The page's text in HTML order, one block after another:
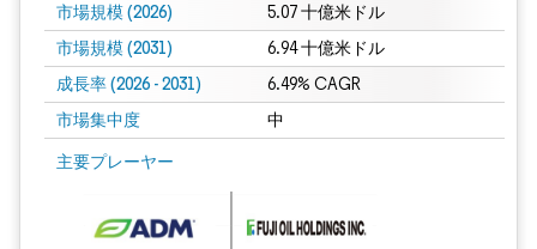
市場規模 (2026) 5.07 十億米ドル
市場規模 (2031) 6.94 十億米ドル
成長率 (2026 - 2031) 6.49% CAGR
市場集中度 中
主要プレーヤー
画像 © Mordor Intelligence。再利用にはCC BY 4.0の表示が必要です。